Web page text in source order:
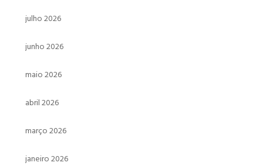
julho 2026
junho 2026
maio 2026
abril 2026
março 2026
janeiro 2026